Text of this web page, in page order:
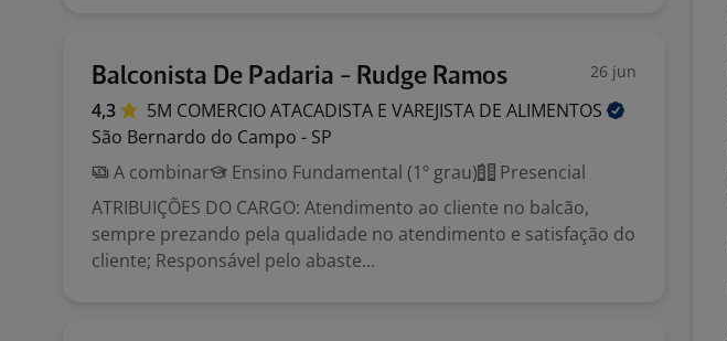
Balconista De Padaria - Rudge Ramos 26 jun
4,3 5M COMERCIO ATACADISTA E VAREJISTA DE ALIMENTOS
São Bernardo do Campo - SP
A combinar
Ensino Fundamental (1º grau)
Presencial
ATRIBUIÇÕES DO CARGO: Atendimento ao cliente no balcão,
sempre prezando pela qualidade no atendimento e satisfação do
cliente; Responsável pelo abaste...